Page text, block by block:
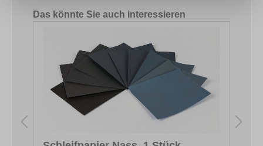
Produktgalerie überspringen
Das könnte Sie auch interessieren